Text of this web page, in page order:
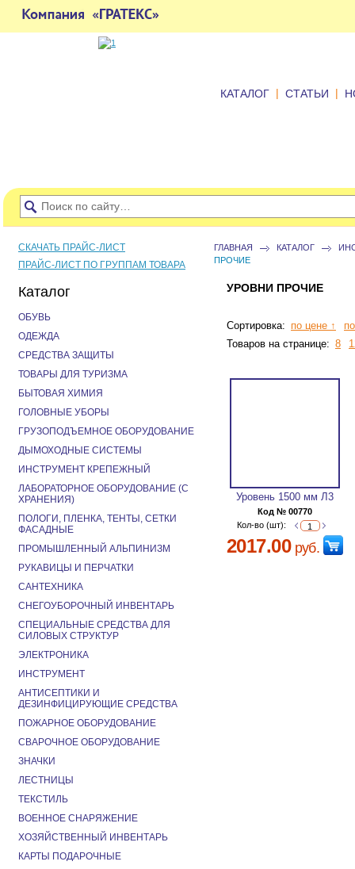
КАТАЛОГ | СТАТЬИ |
ГЛАВНАЯ КАТАЛОГ
ПРОЧИЕ
УРОВНИ ПРОЧИЕ
Сортировка: по цене ↑
Товаров на странице: 8
Уровень 1500 мм Л3
Код № 00770
Кол-во (шт):
2017.00руб.
СКАЧАТЬ ПРАЙС-ЛИСТ
ПРАЙС-ЛИСТ ПО ГРУППАМ ТОВАРА
Каталог
ОБУВЬ
ОДЕЖДА
СРЕДСТВА ЗАЩИТЫ
ТОВАРЫ ДЛЯ ТУРИЗМА
БЫТОВАЯ ХИМИЯ
ГОЛОВНЫЕ УБОРЫ
ГРУЗОПОДЪЕМНОЕ ОБОРУДОВАНИЕ
ДЫМОХОДНЫЕ СИСТЕМЫ
ИНСТРУМЕНТ КРЕПЕЖНЫЙ
ЛАБОРАТОРНОЕ ОБОРУДОВАНИЕ (С
ХРАНЕНИЯ)
ПОЛОГИ, ПЛЕНКА, ТЕНТЫ, СЕТКИ
ФАСАДНЫЕ
ПРОМЫШЛЕННЫЙ АЛЬПИНИЗМ
РУКАВИЦЫ И ПЕРЧАТКИ
САНТЕХНИКА
СНЕГОУБОРОЧНЫЙ ИНВЕНТАРЬ
СПЕЦИАЛЬНЫЕ СРЕДСТВА ДЛЯ
СИЛОВЫХ СТРУКТУР
ЭЛЕКТРОНИКА
ИНСТРУМЕНТ
АНТИСЕПТИКИ И
ДЕЗИНФИЦИРУЮЩИЕ СРЕДСТВА
ПОЖАРНОЕ ОБОРУДОВАНИЕ
СВАРОЧНОЕ ОБОРУДОВАНИЕ
ЗНАЧКИ
ЛЕСТНИЦЫ
ТЕКСТИЛЬ
ВОЕННОЕ СНАРЯЖЕНИЕ
ХОЗЯЙСТВЕННЫЙ ИНВЕНТАРЬ
КАРТЫ ПОДАРОЧНЫЕ